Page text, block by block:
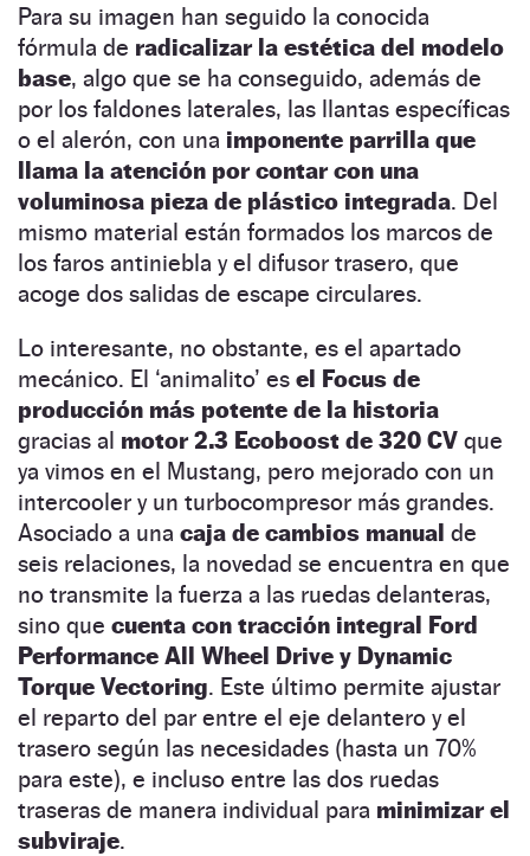
Para su imagen han seguido la conocida
fórmula de radicalizar la estética del modelo
base, algo que se ha conseguido, además de
por los faldones laterales, las llantas específicas
o el alerón, con una imponente parrilla que
llama la atención por contar con una
voluminosa pieza de plástico integrada. Del
mismo material están formados los marcos de
los faros antiniebla y el difusor trasero, que
acoge dos salidas de escape circulares.
Lo interesante, no obstante, es el apartado
mecánico. El ‘animalito’ es el Focus de
producción más potente de la historia
gracias al motor 2.3 Ecoboost de 320 CV que
ya vimos en el Mustang, pero mejorado con un
intercooler y un turbocompresor más grandes.
Asociado a una caja de cambios manual de
seis relaciones, la novedad se encuentra en que
no transmite la fuerza a las ruedas delanteras,
sino que cuenta con tracción integral Ford
Performance All Wheel Drive y Dynamic
Torque Vectoring. Este último permite ajustar
el reparto del par entre el eje delantero y el
trasero según las necesidades (hasta un 70%
para este), e incluso entre las dos ruedas
traseras de manera individual para minimizar el
subviraje.